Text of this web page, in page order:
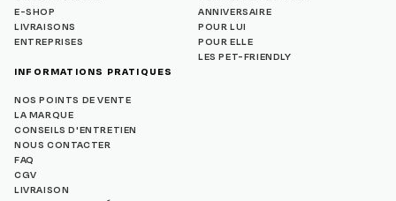
E-SHOP
LIVRAISONS
ENTREPRISES
ANNIVERSAIRE
POUR LUI
POUR ELLE
LES PET-FRIENDLY
INFORMATIONS PRATIQUES
NOS POINTS DE VENTE
LA MARQUE
CONSEILS D'ENTRETIEN
NOUS CONTACTER
FAQ
CGV
LIVRAISON